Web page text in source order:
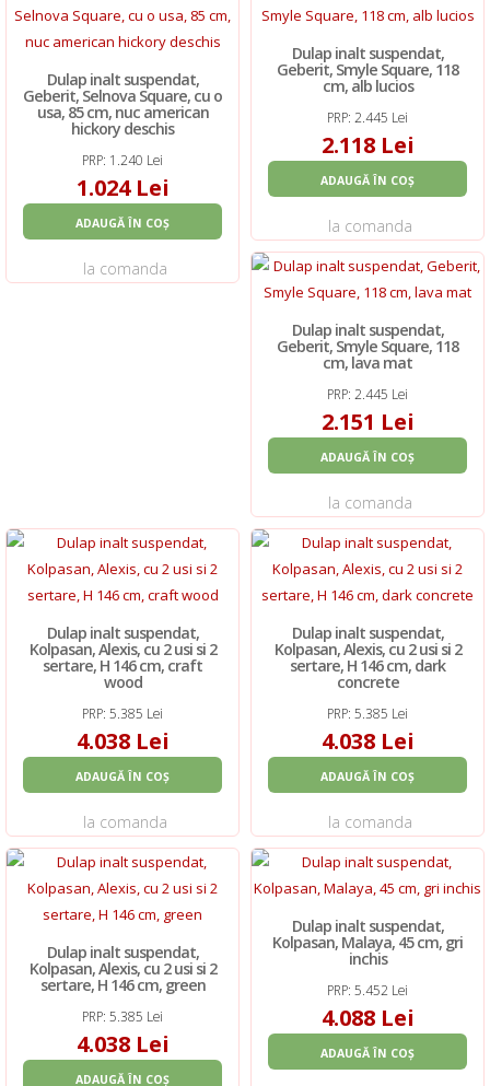
Dulap inalt suspendat,
Geberit, Selnova Square, cu o
usa, 85 cm, nuc american
hickory deschis
PRP: 1.240 Lei
1.024 Lei
ADAUGĂ ÎN COȘ
la comanda
Dulap inalt suspendat,
Geberit, Smyle Square, 118
cm, alb lucios
PRP: 2.445 Lei
2.118 Lei
ADAUGĂ ÎN COȘ
la comanda
Dulap inalt suspendat,
Geberit, Smyle Square, 118
cm, lava mat
PRP: 2.445 Lei
2.151 Lei
ADAUGĂ ÎN COȘ
la comanda
Dulap inalt suspendat,
Kolpasan, Alexis, cu 2 usi si 2
sertare, H 146 cm, craft
wood
PRP: 5.385 Lei
4.038 Lei
ADAUGĂ ÎN COȘ
la comanda
Dulap inalt suspendat,
Kolpasan, Alexis, cu 2 usi si 2
sertare, H 146 cm, dark
concrete
PRP: 5.385 Lei
4.038 Lei
ADAUGĂ ÎN COȘ
la comanda
Dulap inalt suspendat,
Kolpasan, Alexis, cu 2 usi si 2
sertare, H 146 cm, green
PRP: 5.385 Lei
4.038 Lei
ADAUGĂ ÎN COȘ
Dulap inalt suspendat,
Kolpasan, Malaya, 45 cm, gri
inchis
PRP: 5.452 Lei
4.088 Lei
ADAUGĂ ÎN COȘ